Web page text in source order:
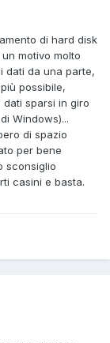
di hard disk
motivo molto
dati da una parte,
possibile,
sparsi in giro
Windows)...
di spazio
per bene
sconsiglio
casini e basta.